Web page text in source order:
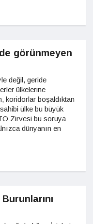
görünmeyen
değil, geride
ülkelerine
koridorlar boşaldıktan
ülke bu büyük
Zirvesi bu soruya
dünyanın en